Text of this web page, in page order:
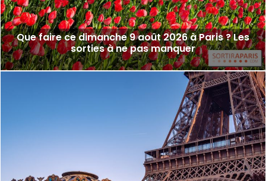
Que faire ce dimanche 9 août 2026 à Paris ? Les
sorties à ne pas manquer